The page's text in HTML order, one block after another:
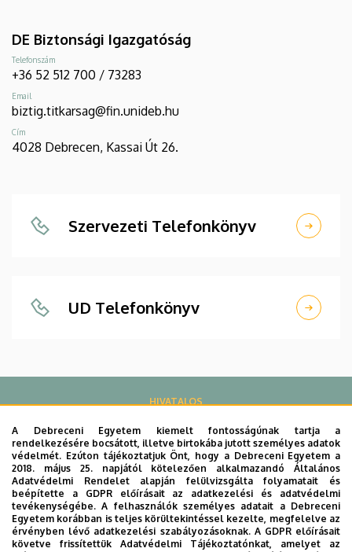
DE Biztonsági Igazgatóság
Telefonszám
+36 52 512 700 / 73283
Email
biztig.titkarsag@fin.unideb.hu
Cím
4028 Debrecen, Kassai Út 26.
Szervezeti Telefonkönyv
UD Telefonkönyv
HIVATALOS
Közlemények
E-Szervezet
A Debreceni Egyetem kiemelt fontosságúnak tartja a
rendelkezésére bocsátott, illetve birtokába jutott személyes adatok
védelmét. Ezúton tájékoztatjuk Önt, hogy a Debreceni Egyetem a
2018. május 25. napjától kötelezően alkalmazandó Általános
Adatvédelmi Rendelet alapján felülvizsgálta folyamatait és
beépítette a GDPR előírásait az adatkezelési és adatvédelmi
tevékenységébe. A felhasználók személyes adatait a Debreceni
Egyetem korábban is teljes körültekintéssel kezelte, megfelelve az
érvényben lévő adatkezelési szabályozásoknak. A GDPR előírásait
követve frissítettük Adatvédelmi Tájékoztatónkat, amelyet az